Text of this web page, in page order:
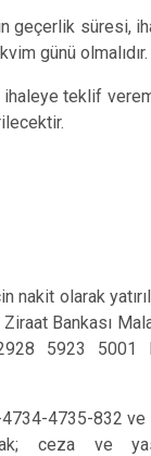
geçerlik süresi,
günü olmalıdır.
teklif
nakit olarak
Bankası
5923 5001
4735-832 ve
ceza ve